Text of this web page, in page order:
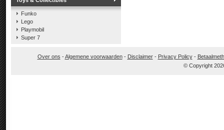
Funko
Lego
Playmobil
Super 7
Over ons -Algemene voorwaarden- Disclaimer- Privacy Policy-
© Copyright